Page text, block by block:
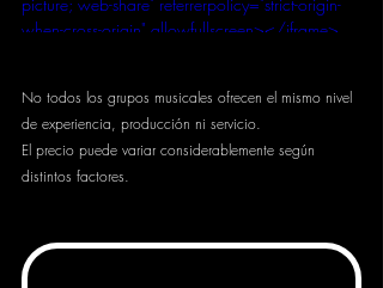
when-cross-origin" allowfullscreen></iframe>
No todos los grupos musicales ofrecen el mismo nivel
de experiencia, producción ni servicio.
El precio puede variar considerablemente según
distintos factores.